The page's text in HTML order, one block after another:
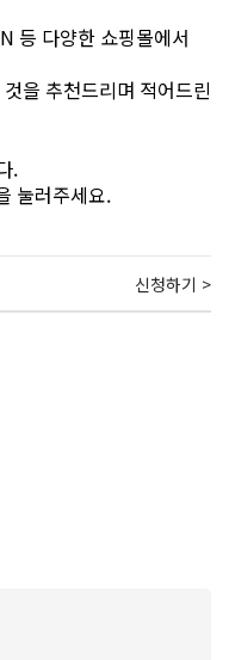
등 다양한 쇼핑몰에서
을 추천드리며 적어드린
.
눌러주세요.
신청하기 >